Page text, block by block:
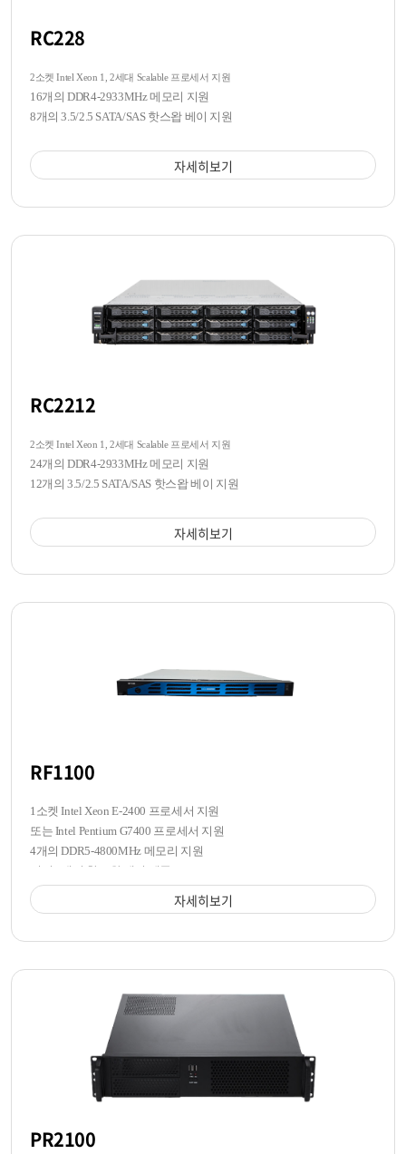
RC228
2소켓 Intel Xeon 1, 2세대 Scalable 프로세서 지원
16개의 DDR4-2933MHz 메모리 지원
8개의 3.5/2.5 SATA/SAS 핫스왑 베이 지원
자세히보기
RC2212
2소켓 Intel Xeon 1, 2세대 Scalable 프로세서 지원
24개의 DDR4-2933MHz 메모리 지원
12개의 3.5/2.5 SATA/SAS 핫스왑 베이 지원
자세히보기
RF1100
1소켓 Intel Xeon E-2400 프로세서 지원
또는 Intel Pentium G7400 프로세서 지원
4개의 DDR5-4800MHz 메모리 지원
전면 4개의 핫스왑 베이 제공
자세히보기
PR2100